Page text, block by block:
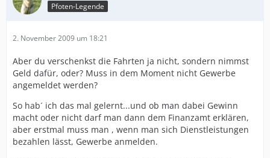
Pfoten-Legende
2. November 2009 um 18:21
Aber du verschenkst die Fahrten ja nicht, sondern nimmst
Geld dafür, oder? Muss in dem Moment nicht Gewerbe
angemeldet werden?
So hab´ ich das mal gelernt...und ob man dabei Gewinn
macht oder nicht darf man dann dem Finanzamt erklären,
aber erstmal muss man , wenn man sich Dienstleistungen
bezahlen lässt, Gewerbe anmelden.